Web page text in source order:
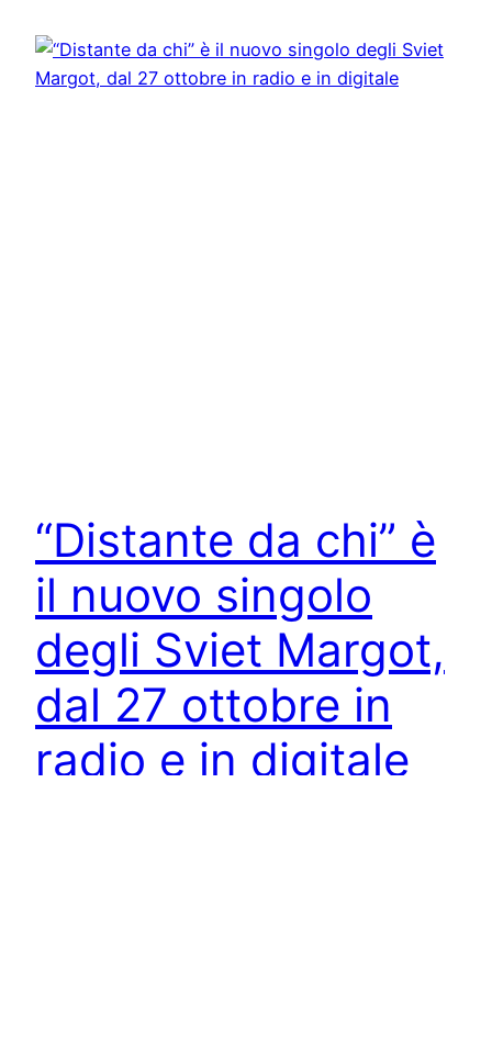
“Distante da chi” è
il nuovo singolo
degli Sviet Margot,
dal 27 ottobre in
radio e in digitale